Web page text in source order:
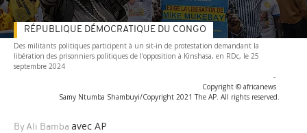
Des militants politiques participent à un sit-in de protestation demandant la
libération des prisonniers politiques de l'opposition à Kinshasa, en RDc, le 25
septembre 2024
-
Copyright © africanews
Samy Ntumba Shambuyi/Copyright 2021 The AP. All rights reserved.
By Ali Bamba avec AP
RÉPUBLIQUE DÉMOCRATIQUE DU CONGO